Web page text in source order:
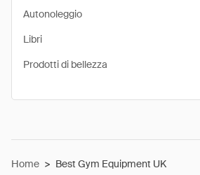
Autonoleggio
Libri
Prodotti di bellezza
Home > Best Gym Equipment UK